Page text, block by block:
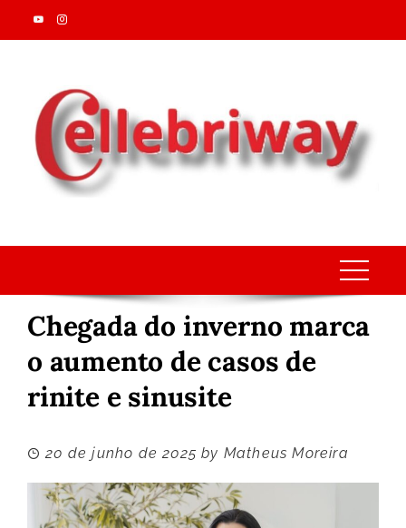
Skip
to
Chegada do inverno marca
o aumento de casos de
rinite e sinusite
20 de junho de 2025 by Matheus Moreira